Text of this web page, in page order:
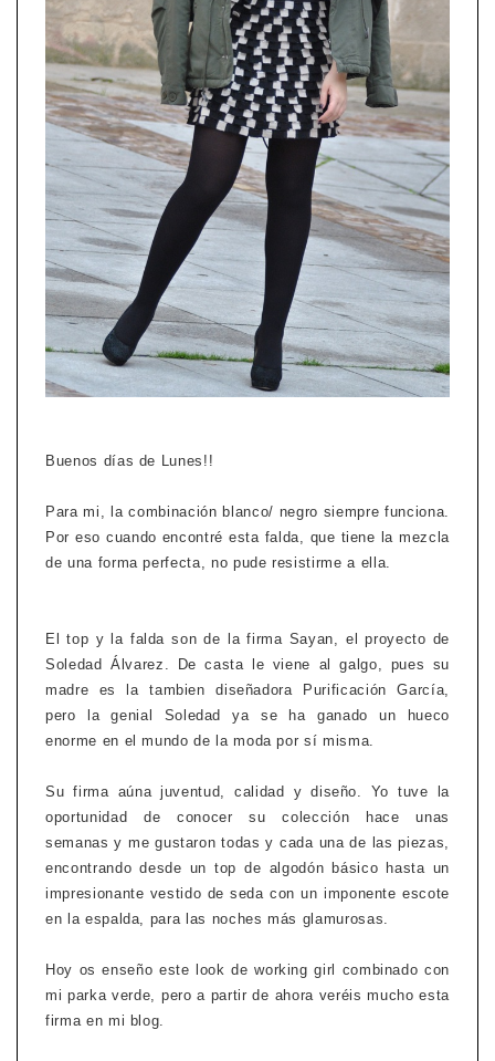
Buenos días de Lunes!!
Para mi, la combinación blanco/ negro siempre funciona.
Por eso cuando encontré esta falda, que tiene la mezcla
de una forma perfecta, no pude resistirme a ella.
El top y la falda son de la firma Sayan, el proyecto de
Soledad Álvarez. De casta le viene al galgo, pues su
madre es la tambien diseñadora Purificación García,
pero la genial Soledad ya se ha ganado un hueco
enorme en el mundo de la moda por sí misma.
Su firma aúna juventud, calidad y diseño. Yo tuve la
oportunidad de conocer su colección hace unas
semanas y me gustaron todas y cada una de las piezas,
encontrando desde un top de algodón básico hasta un
impresionante vestido de seda con un imponente escote
en la espalda, para las noches más glamurosas.
Hoy os enseño este look de working girl combinado con
mi parka verde, pero a partir de ahora veréis mucho esta
firma en mi blog.